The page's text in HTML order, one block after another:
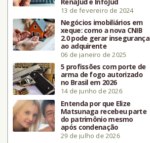
13 de fevereiro de 2024
Negócios imobiliários em
xeque: como a nova CNIB
2.0 pode gerar insegurança
ao adquirente
06 de janeiro de 2025
5 profissões com porte de
arma de fogo autorizado
no Brasil em 2026
14 de junho de 2026
Entenda por que Elize
Matsunaga recebeu parte
do patrimônio mesmo
após condenação
29 de julho de 2026